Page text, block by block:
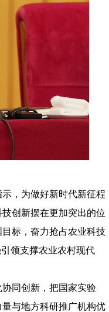
，为做好新时代新征程
创新摆在更加突出的位
标，奋力抢占农业科技
领支撑农业农村现代
同创新，把国家实验
与地方科研推广机构优